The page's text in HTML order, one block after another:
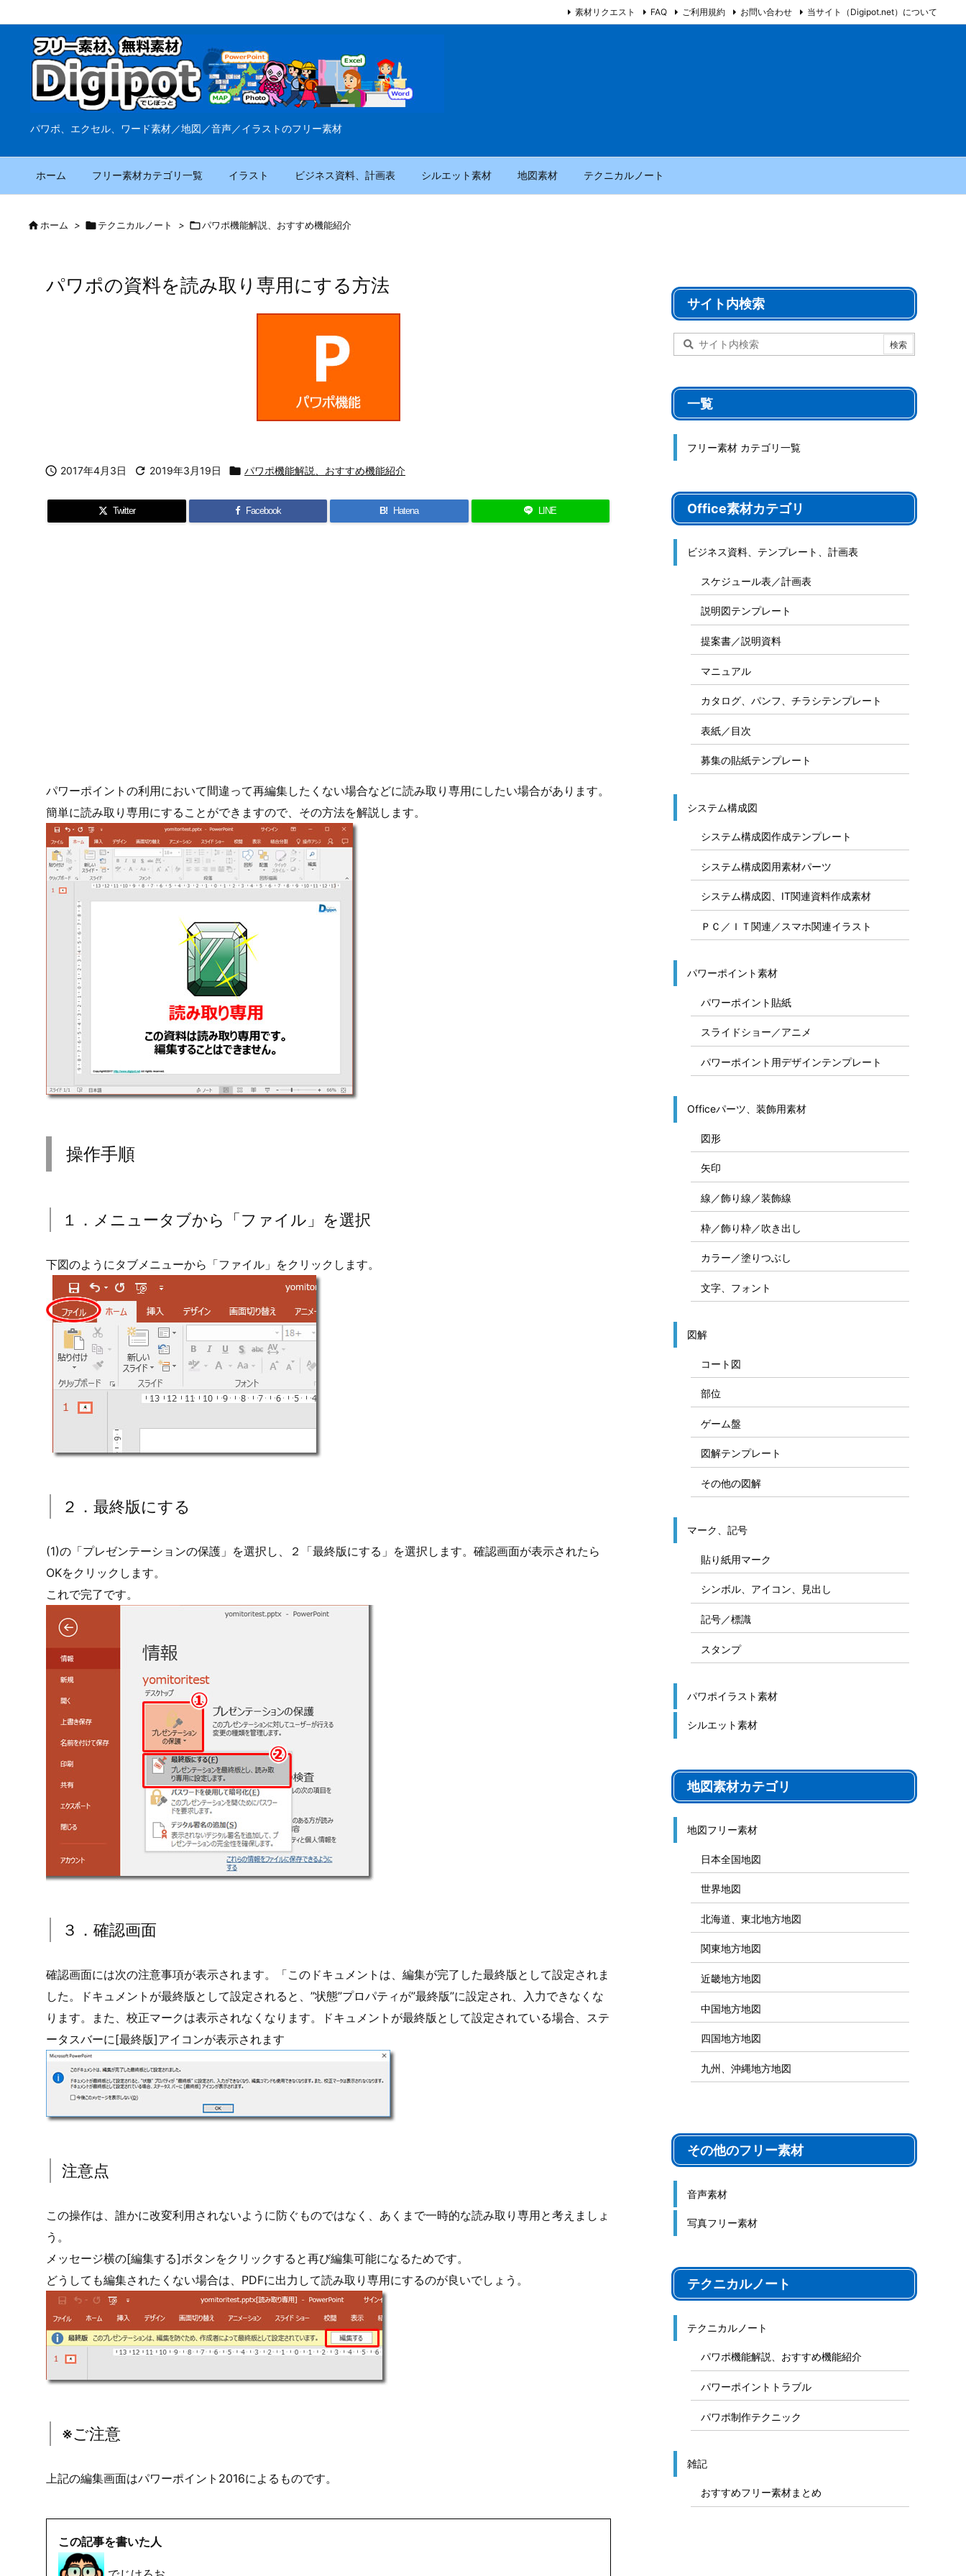
パワポ、エクセル、ワード素材／地図／音声／イラストのフリー素材
ホーム フリー素材カテゴリ一覧 イラスト ビジネス資料、計画表 シルエット素材 地図素材 テクニカルノート
素材リクエスト FAQ ご利用規約 お問い合わせ 当サイト（Digipot.net）について
ホーム > テクニカルノート > パワポ機能解説、おすすめ機能紹介
パワポの資料を読み取り専用にする方法
 2017年4月3日  2019年3月19日  パワポ機能解説、おすすめ機能紹介
Twitter Facebook B! Hatena LINE
パワーポイントの利用において間違って再編集したくない場合などに読み取り専用にしたい場合があります。
簡単に読み取り専用にすることができますので、その方法を解説します。
操作手順
１．メニュータブから「ファイル」を選択
下図のようにタブメニューから「ファイル」をクリックします。
２．最終版にする
(1)の「プレゼンテーションの保護」を選択し、２「最終版にする」を選択します。確認画面が表示されたら
OKをクリックします。
これで完了です。
３．確認画面
確認画面には次の注意事項が表示されます。「このドキュメントは、編集が完了した最終版として設定されま
した。ドキュメントが最終版として設定されると、”状態”プロパティが”最終版”に設定され、入力できなくな
ります。また、校正マークは表示されなくなります。ドキュメントが最終版として設定されている場合、ステ
ータスバーに[最終版]アイコンが表示されます
注意点
この操作は、誰かに改変利用されないように防ぐものではなく、あくまで一時的な読み取り専用と考えましょ
う。
メッセージ横の[編集する]ボタンをクリックすると再び編集可能になるためです。
どうしても編集されたくない場合は、PDFに出力して読み取り専用にするのが良いでしょう。
※ご注意
上記の編集画面はパワーポイント2016によるものです。
この記事を書いた人
サイト内検索
一覧
フリー素材 カテゴリ一覧
Office素材カテゴリ
ビジネス資料、テンプレート、計画表
スケジュール表／計画表
説明図テンプレート
提案書／説明資料
マニュアル
カタログ、パンフ、チラシテンプレート
表紙／目次
募集の貼紙テンプレート
システム構成図
システム構成図作成テンプレート
システム構成図用素材パーツ
システム構成図、IT関連資料作成素材
ＰＣ／ＩＴ関連／スマホ関連イラスト
パワーポイント素材
パワーポイント貼紙
スライドショー／アニメ
パワーポイント用デザインテンプレート
Officeパーツ、装飾用素材
図形
矢印
線／飾り線／装飾線
枠／飾り枠／吹き出し
カラー／塗りつぶし
文字、フォント
図解
コート図
部位
ゲーム盤
図解テンプレート
その他の図解
マーク、記号
貼り紙用マーク
シンボル、アイコン、見出し
記号／標識
スタンプ
パワポイラスト素材
シルエット素材
地図素材カテゴリ
地図フリー素材
日本全国地図
世界地図
北海道、東北地方地図
関東地方地図
近畿地方地図
中国地方地図
四国地方地図
九州、沖縄地方地図
その他のフリー素材
音声素材
写真フリー素材
テクニカルノート
テクニカルノート
パワポ機能解説、おすすめ機能紹介
パワーポイントトラブル
パワポ制作テクニック
雑記
おすすめフリー素材まとめ